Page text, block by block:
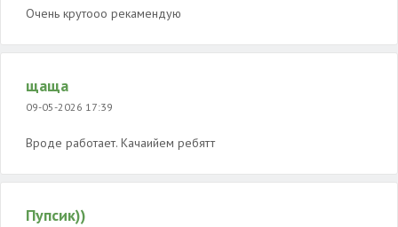
Очень крутооо рекамендую
щаща
09-05-2026 17:39
Вроде работает. Качаийем ребятт
Пупсик))